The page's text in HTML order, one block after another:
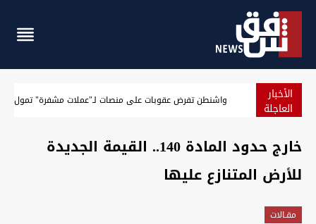
الأخبار
العاجلة
الجيش الأميركي يعلن حصيلة جديدة لنتائج حصار إيران
خارج حدود المادة 140.. القيمة الجديدة
للأرض المتنازع عليها
مقـالات